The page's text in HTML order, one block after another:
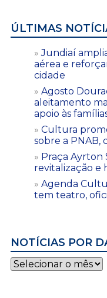
ÚLTIMAS
Jundiaí
aérea e
cidade
Agosto
aleitamento
apoio às
Cultura
sobre a PNAB,
Praça Ayrton
revitalização e
Agenda
tem teatro,
NOTÍCIAS POR
Notícias
por